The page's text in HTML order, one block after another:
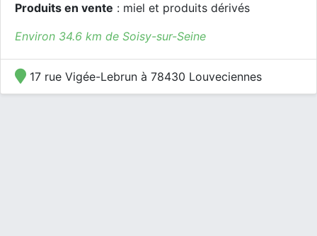
Produits en vente : miel et produits dérivés
Environ 34.6 km de Soisy-sur-Seine
17 rue Vigée-Lebrun à 78430 Louveciennes